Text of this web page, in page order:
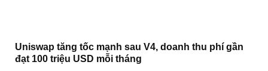
Uniswap tăng tốc mạnh sau V4, doanh thu phí gần
đạt 100 triệu USD mỗi tháng